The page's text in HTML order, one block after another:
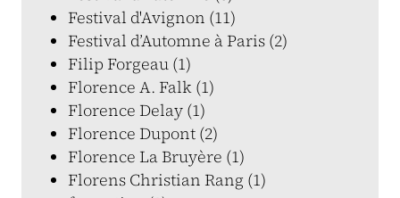
Festival d'Avignon (11)
Festival d’Automne à Paris (2)
Filip Forgeau (1)
Florence A. Falk (1)
Florence Delay (1)
Florence Dupont (2)
Florence La Bruyère (1)
Florens Christian Rang (1)